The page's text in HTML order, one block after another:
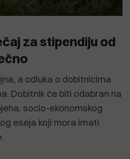
za stipendiju od
a odluka o dobitnicima
Dobitnik će biti odabran na
socio-ekonomskog
eseja koji mora imati